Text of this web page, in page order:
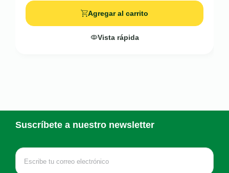
Agregar al carrito
Vista rápida
Suscríbete a nuestro newsletter